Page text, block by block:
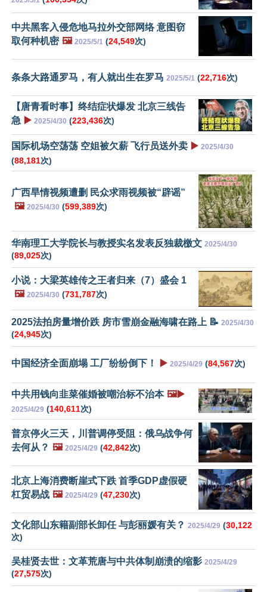
中共黑客入侵危地马拉外交部网络 意图窃
取何种机密 🖼️ 2025/5/1 (24,549次)
条条大路通罗马，有人就出生在罗马 2025/5/1 (22,716次)
【唐青看时事】终结症状爆发 北京三线告
急 ▶️ 2025/4/30 (223,436次)
国际机场空荡荡 空姐被欠薪 飞行员送外卖 ▶️ 2025/4/30
(88,181次)
广西旱情视频遭删 民众求雨视频被“辟谣”
🖼️ 2025/4/30 (599,389次)
华南理工大学院长与教授实名发表反独裁檄文 2025/4/30
(89,025次)
小说：大梁英雄传之王者归来（7）盛会 1
🖼️ 2025/4/30 (731,787次)
2025法拍房量增价跌 房市雪崩金融海啸在路上 📝 2025/4/30
(24,945次)
中国经济全面崩塌 工厂纷纷倒下！ ▶️ 2025/4/29 (84,567次)
中共用钱向韭菜催婚被嘲治标不治本 🖼️▶️
2025/4/29 (140,611次)
普京停火三天，川普调停受阻：俄乌战争何
去何从？ 🖼️ 2025/4/29 (42,842次)
北京上海消费断崖式下跌 首季GDP虚假硬
杠贸易战 🖼️ 2025/4/29 (47,230次)
文化部山东籍副部长卸任 与彭丽媛有关？ 2025/4/29 (30,122
次)
吴桂贤去世：文革荒唐与中共体制崩溃的缩影 2025/4/29
(27,575次)